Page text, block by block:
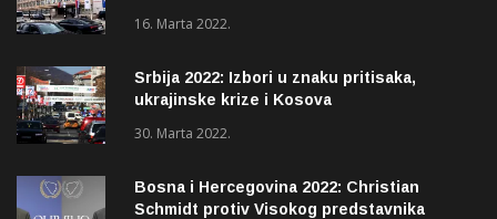
16. Marta 2022.
Srbija 2022: Izbori u znaku pritisaka,
ukrajinske krize i Kosova
30. Marta 2022.
Bosna i Hercegovina 2022: Christian
Schmidt protiv Visokog predstavnika